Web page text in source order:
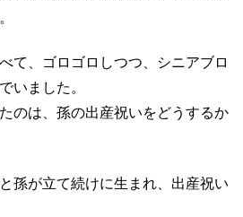
て、ゴロゴロしつつ、シニアブロ
いました。
のは、孫の出産祝いをどうするか
孫が立て続けに生まれ、出産祝い